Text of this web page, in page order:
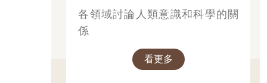
各領域討論人類意識和科學的關
係
看更多